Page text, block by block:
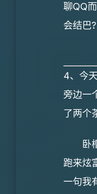
聊QQ
会结巴
4、今
旁边一
了两个
卧槽
跑来炫
一句我